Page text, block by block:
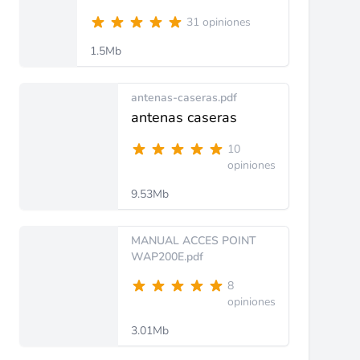
31 opiniones
1.5Mb
antenas-caseras.pdf
antenas caseras
10
opiniones
9.53Mb
MANUAL ACCES POINT
WAP200E.pdf
8
opiniones
3.01Mb